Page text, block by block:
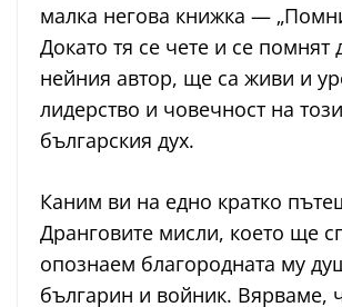
малка негова книжка —
Докато тя се чете и се помнят
нейния автор, ще са живи и
лидерство и човечност на
българския дух.
Каним ви на едно кратко
Дранговите мисли, което ще
опознаем благородната му
българин и войник. Вярваме,